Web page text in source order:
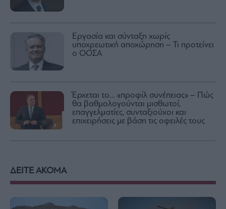
Εργασία και σύνταξη χωρίς
υποχρεωτική αποχώρηση – Τι προτείνει
ο ΟΟΣΑ
Έρχεται το… «προφίλ συνέπειας» – Πώς
θα βαθμολογούνται μισθωτοί,
επαγγελματίες, συνταξιούχοι και
επιχειρήσεις με βάση τις οφειλές τους
ΔΕΙΤΕ ΑΚΟΜΑ